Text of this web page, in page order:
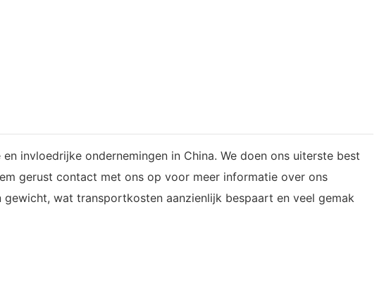
invloedrijke ondernemingen in China. We doen ons uiterste best
gerust contact met ons op voor meer informatie over ons
wat transportkosten aanzienlijk bespaart en veel gemak